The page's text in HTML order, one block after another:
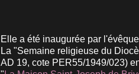
Elle a été inaugurée par
La "Semaine religieuse du
AD 19, cote PER55/1949/023)